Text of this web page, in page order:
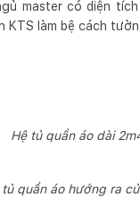
master có diện
KTS làm bệ cách
Hệ tủ quần áo dài
tủ quần áo hướng ra